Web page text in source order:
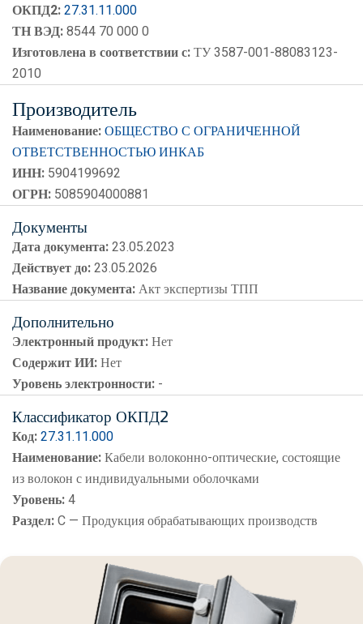
ОКПД2:27.31.11.000
ТН ВЭД:8544 70 000 0
Изготовлена в соответствии с:ТУ 3587-001-88083123-
2010
Производитель
Наименование:ОБЩЕСТВО С ОГРАНИЧЕННОЙ
ОТВЕТСТВЕННОСТЬЮ ИНКАБ
ИНН: 5904199692
ОГРН: 5085904000881
Документы
Дата документа:23.05.2023
Действует до:23.05.2026
Название документа:Акт экспертизы ТПП
Дополнительно
Электронный продукт:Нет
Содержит ИИ:Нет
Уровень электронности: -
Классификатор ОКПД2
Код:27.31.11.000
Наименование:Кабели волоконно-оптические, состоящие
из волокон с индивидуальными оболочками
Уровень:4
Раздел:C — Продукция обрабатывающих производств